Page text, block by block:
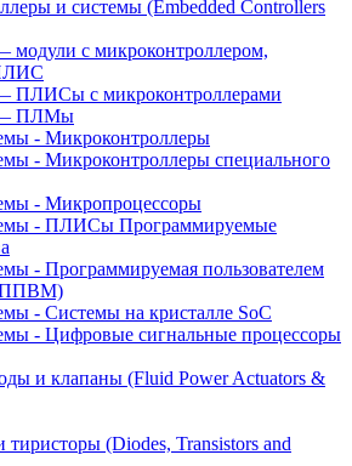
и системы (Embedded Controllers
модули с микроконтроллером,
ПЛИСы с микроконтроллерами
— ПЛМы
- Микроконтроллеры
- Микроконтроллеры специального
- Микропроцессоры
- ПЛИСы Программируемые
- Программируемая пользователем
(ППВМ)
- Системы на кристалле SoC
- Цифровые сигнальные процессоры
и клапаны (Fluid Power Actuators &
(Diodes, Transistors and